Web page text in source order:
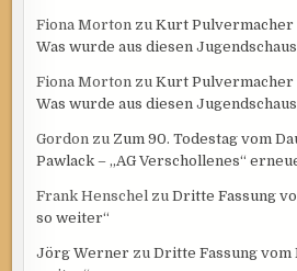
Fiona Morton zuKurt Pulvermacher
Was wurde aus diesen
Fiona Morton zuKurt Pulvermacher
Was wurde aus diesen
Gordon zu Zum 90. Todestag vom
Pawlack – „AG Verschollenes“
Frank Henschel zuDritte Fassung
so weiter“
Jörg Werner zuDritte Fassung vom